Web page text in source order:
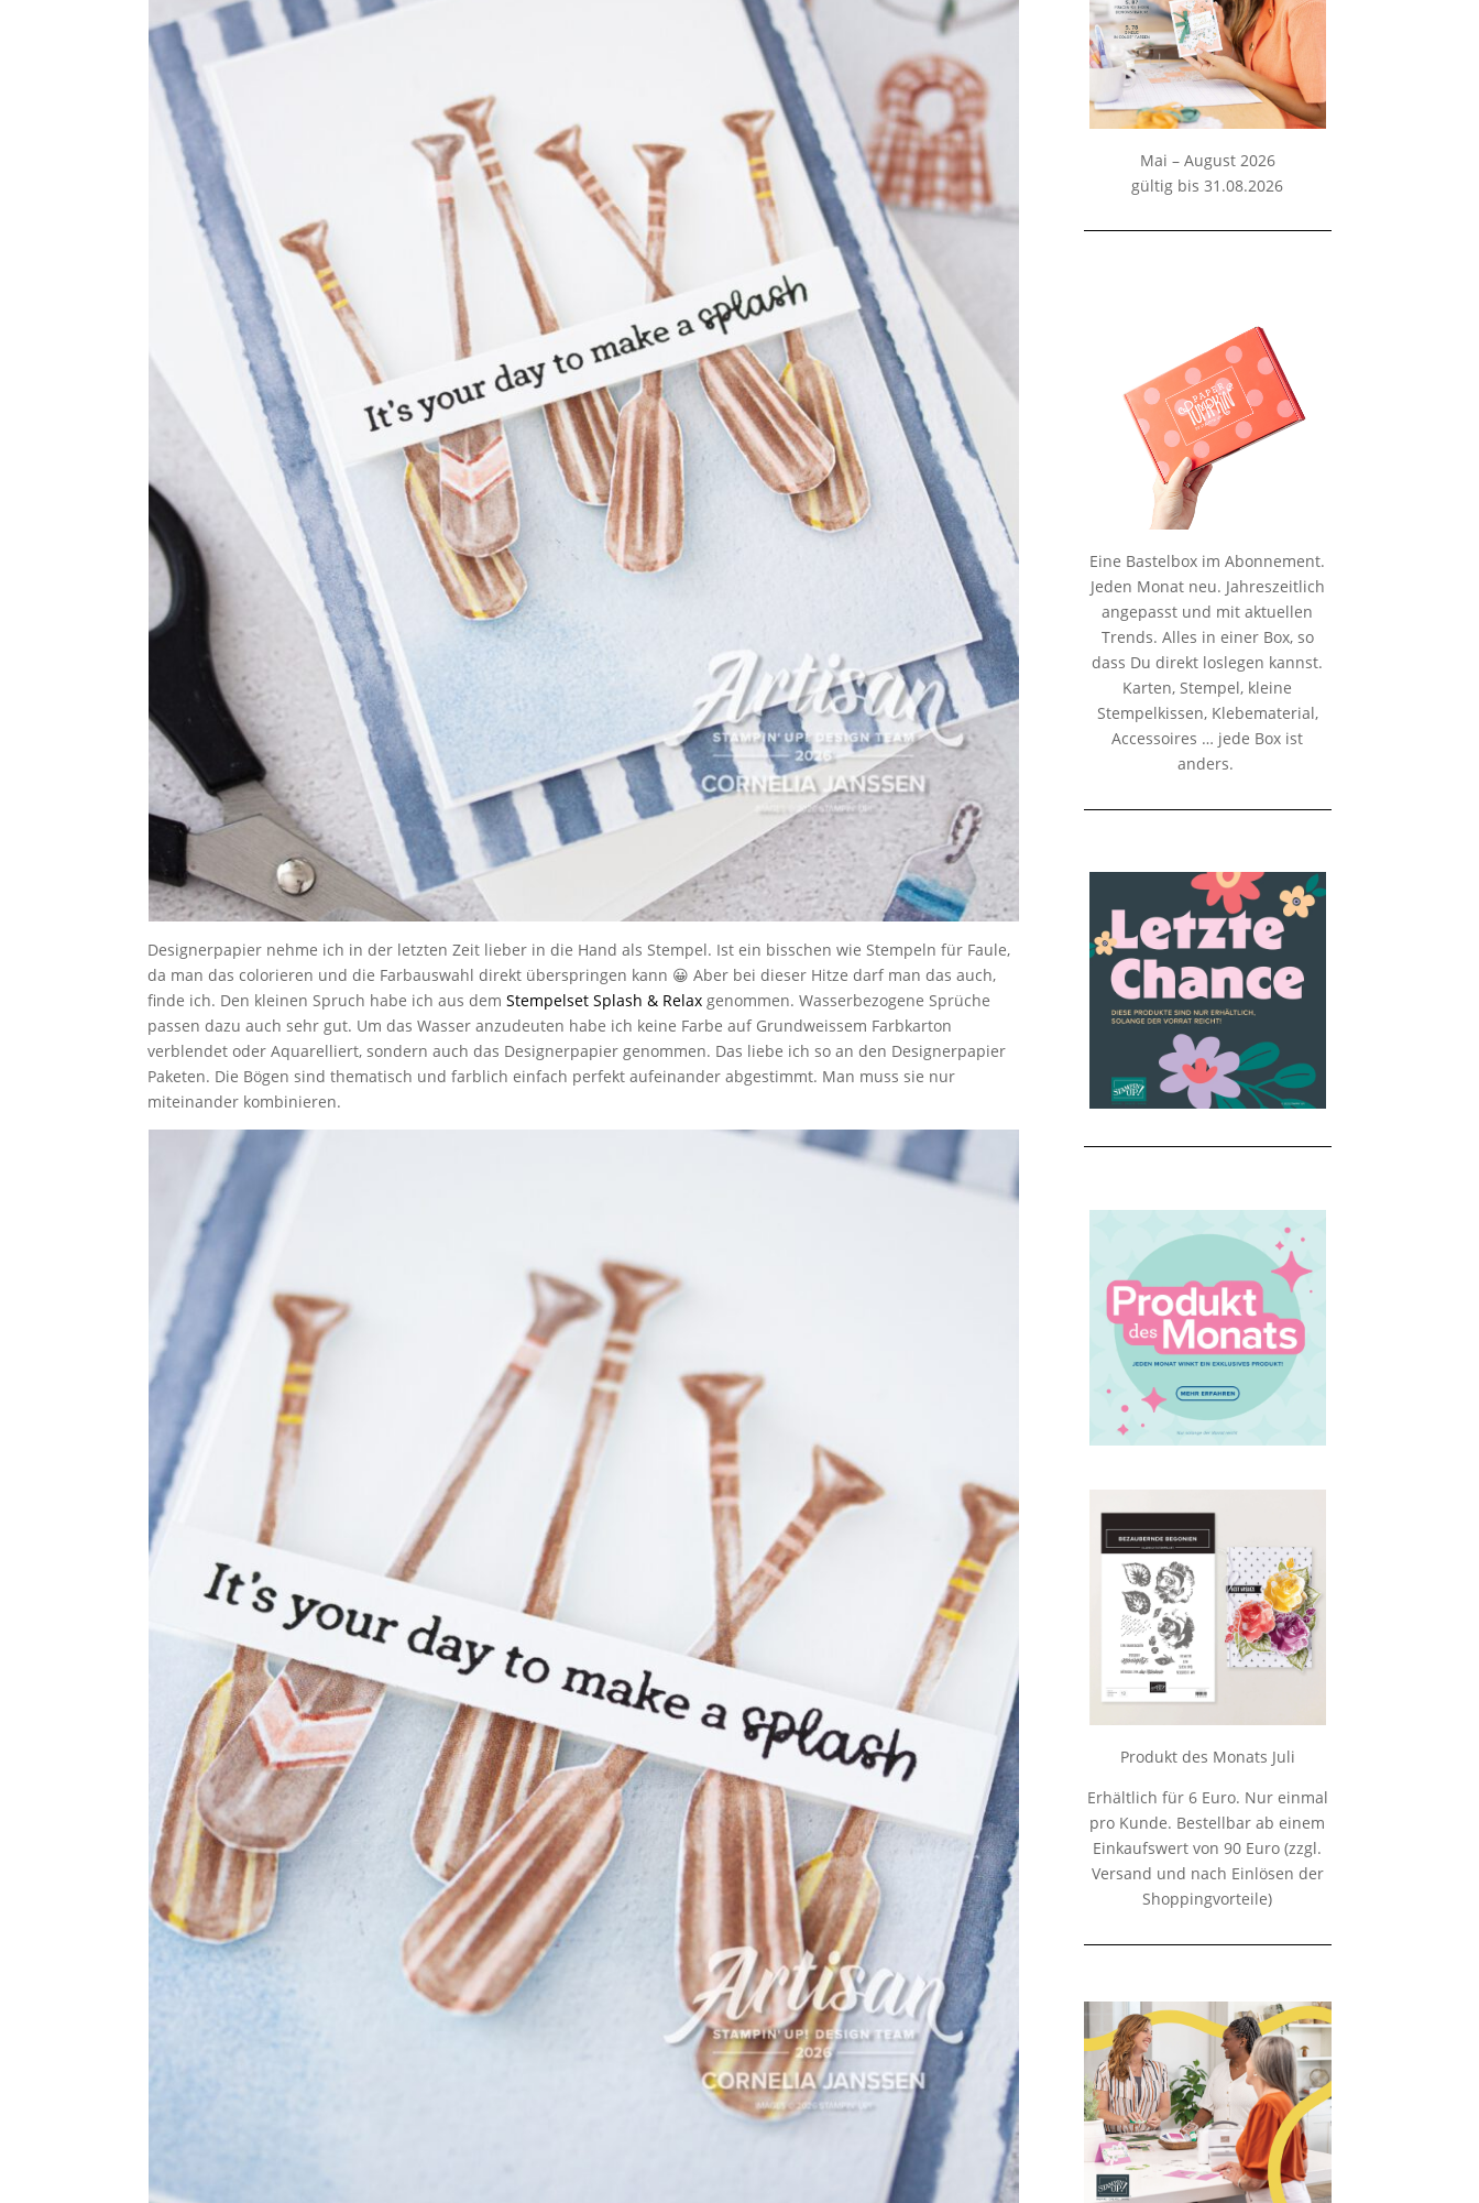
Designerpapier nehme ich in der letzten Zeit lieber in die Hand als Stempel. Ist ein bisschen wie Stempeln für Faule,
da man das colorieren und die Farbauswahl direkt überspringen kann 😀 Aber bei dieser Hitze darf man das auch,
finde ich. Den kleinen Spruch habe ich aus demStempelset Splash & Relax genommen. Wasserbezogene Sprüche
passen dazu auch sehr gut. Um das Wasser anzudeuten habe ich keine Farbe auf Grundweissem Farbkarton
verblendet oder Aquarelliert, sondern auch das Designerpapier genommen. Das liebe ich so an den Designerpapier
Paketen. Die Bögen sind thematisch und farblich einfach perfekt aufeinander abgestimmt. Man muss sie nur
miteinander kombinieren.
Mai – August 2026
gültig bis 31.08.2026
Eine Bastelbox im Abonnement.
Jeden Monat neu. Jahreszeitlich
angepasst und mit aktuellen
Trends. Alles in einer Box, so
dass Du direkt loslegen kannst.
Karten, Stempel, kleine
Stempelkissen, Klebematerial,
Accessoires … jede Box ist
anders.
Produkt des Monats Juli
Erhältlich für 6 Euro. Nur einmal
pro Kunde. Bestellbar ab einem
Einkaufswert von 90 Euro (zzgl.
Versand und nach Einlösen der
Shoppingvorteile)